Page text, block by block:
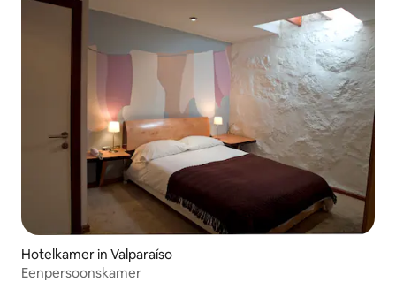
Hotelkamer in Valparaíso
Eenpersoonskamer